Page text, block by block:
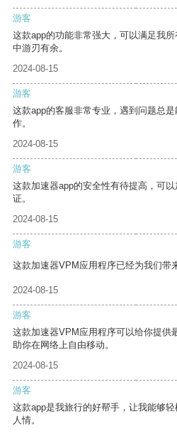
游客
这款app的功能非常强大，可以满足我
中游刃有余。
2024-08-15
游客
这款app的客服非常专业，遇到问题总
作。
2024-08-15
游客
这款加速器app的安全性有待提高，可
证。
2024-08-15
游客
这款加速器VPM应用程序已经为我们带
2024-08-15
游客
这款加速器VPM应用程序可以给你提供
助你在网络上自由移动。
2024-08-15
游客
这款app是我旅行的好帮手，让我能够
人情。